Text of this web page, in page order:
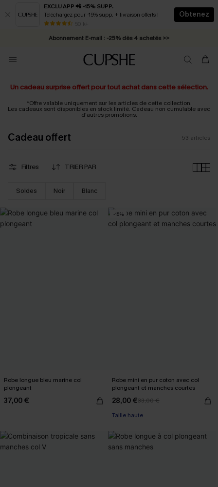
EXCLU APP 📲 -15% SUPP.
Téléchargez pour -15% supp. + livraison offerts !
50 k+
Obtenez
* Livraison éclair 2-3 jours ouvrés >>
Abonnement E-mail : -25% dès 4 achetés >>
Un cadeau surprise offert pour tout achat dans cette sélection.
*Offre valable uniquement sur les articles de cette collection.
Les cadeaux sont disponibles en stock limité. Cadeau non cumulable avec
d'autres promotions.
Cadeau offert 53 articles
Filtres TRIER PAR
Soldes Noir Blanc
Robe longue bleu marine col
plongeant
37,00 €
-15%
Robe mini en pur coton avec col
plongeant et manches courtes
28,00 €33,00 €
Taille haute